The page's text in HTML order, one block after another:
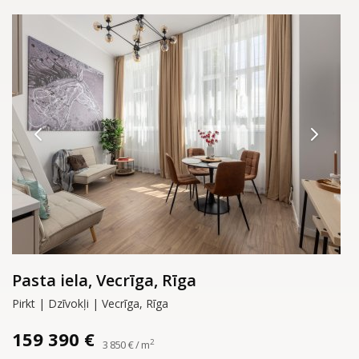
Pasta iela, Vecrīga, Rīga
Pirkt | Dzīvokļi | Vecrīga, Rīga
159 390 € 3 850 € / m2